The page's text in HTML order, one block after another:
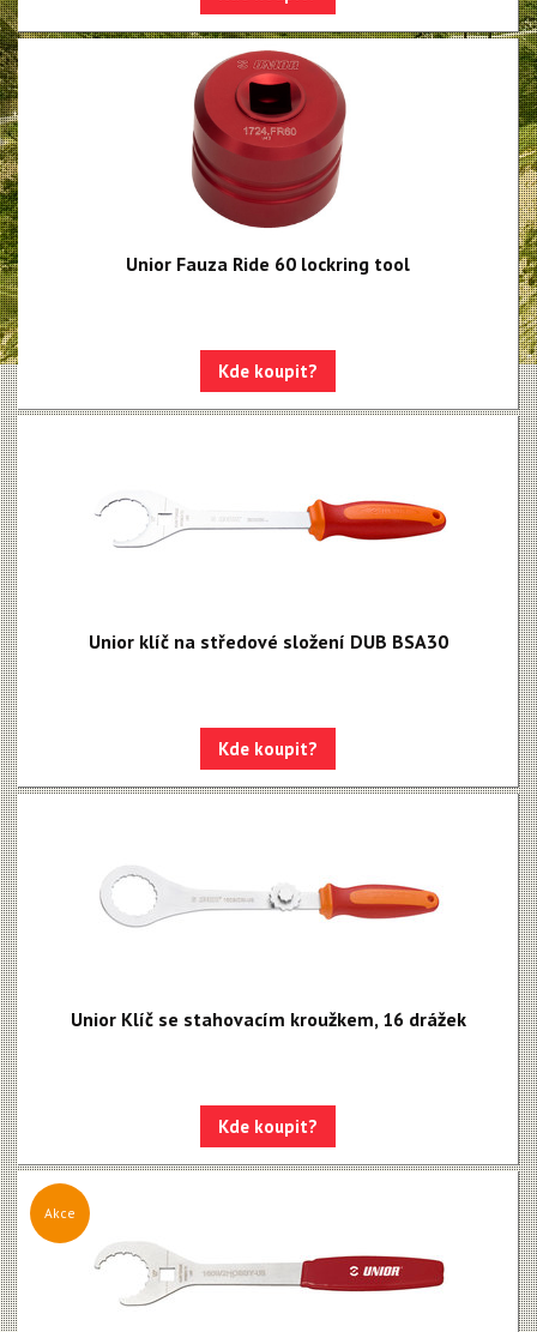
Unior Fauza Ride 60 lockring tool
Kde koupit?
Unior klíč na středové složení DUB BSA30
Kde koupit?
Unior Klíč se stahovacím kroužkem, 16 drážek
Kde koupit?
Akce